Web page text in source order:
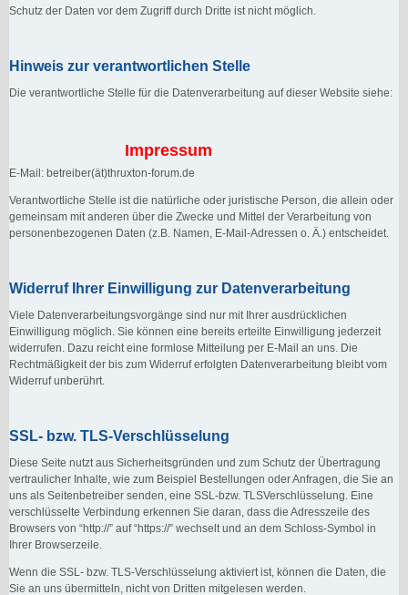
Schutz der Daten vor dem Zugriff durch Dritte ist nicht möglich.
Hinweis zur verantwortlichen Stelle
Die verantwortliche Stelle für die Datenverarbeitung auf dieser Website siehe:
Impressum
E-Mail: betreiber(ät)thruxton-forum.de
Verantwortliche Stelle ist die natürliche oder juristische Person, die allein oder
gemeinsam mit anderen über die Zwecke und Mittel der Verarbeitung von
personenbezogenen Daten (z.B. Namen, E-Mail-Adressen o. Ä.) entscheidet.
Widerruf Ihrer Einwilligung zur Datenverarbeitung
Viele Datenverarbeitungsvorgänge sind nur mit Ihrer ausdrücklichen
Einwilligung möglich. Sie können eine bereits erteilte Einwilligung jederzeit
widerrufen. Dazu reicht eine formlose Mitteilung per E-Mail an uns. Die
Rechtmäßigkeit der bis zum Widerruf erfolgten Datenverarbeitung bleibt vom
Widerruf unberührt.
SSL- bzw. TLS-Verschlüsselung
Diese Seite nutzt aus Sicherheitsgründen und zum Schutz der Übertragung
vertraulicher Inhalte, wie zum Beispiel Bestellungen oder Anfragen, die Sie an
uns als Seitenbetreiber senden, eine SSL-bzw. TLSVerschlüsselung. Eine
verschlüsselte Verbindung erkennen Sie daran, dass die Adresszeile des
Browsers von “http://” auf “https://” wechselt und an dem Schloss-Symbol in
Ihrer Browserzeile.
Wenn die SSL- bzw. TLS-Verschlüsselung aktiviert ist, können die Daten, die
Sie an uns übermitteln, nicht von Dritten mitgelesen werden.